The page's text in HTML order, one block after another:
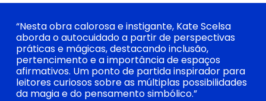
“Nesta obra calorosa e instigante, Kate Scelsa
aborda o autocuidado a partir de perspectivas
práticas e mágicas, destacando inclusão,
pertencimento e a importância de espaços
afirmativos. Um ponto de partida inspirador para
leitores curiosos sobre as múltiplas possibilidades
da magia e do pensamento simbólico.”